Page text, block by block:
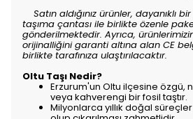
Satın aldığınız ürünler, dayanıklı
taşıma çantası ile birlikte özenle
gönderilmektedir. Ayrıca,
orijinalliğini garanti altına alan CE
birlikte tarafınıza ulaştırılacaktır.
Oltu Taşı Nedir?
Erzurum'un Oltu ilçesine özgü,
veya kahverengi bir fosil taştır.
Milyonlarca yıllık doğal